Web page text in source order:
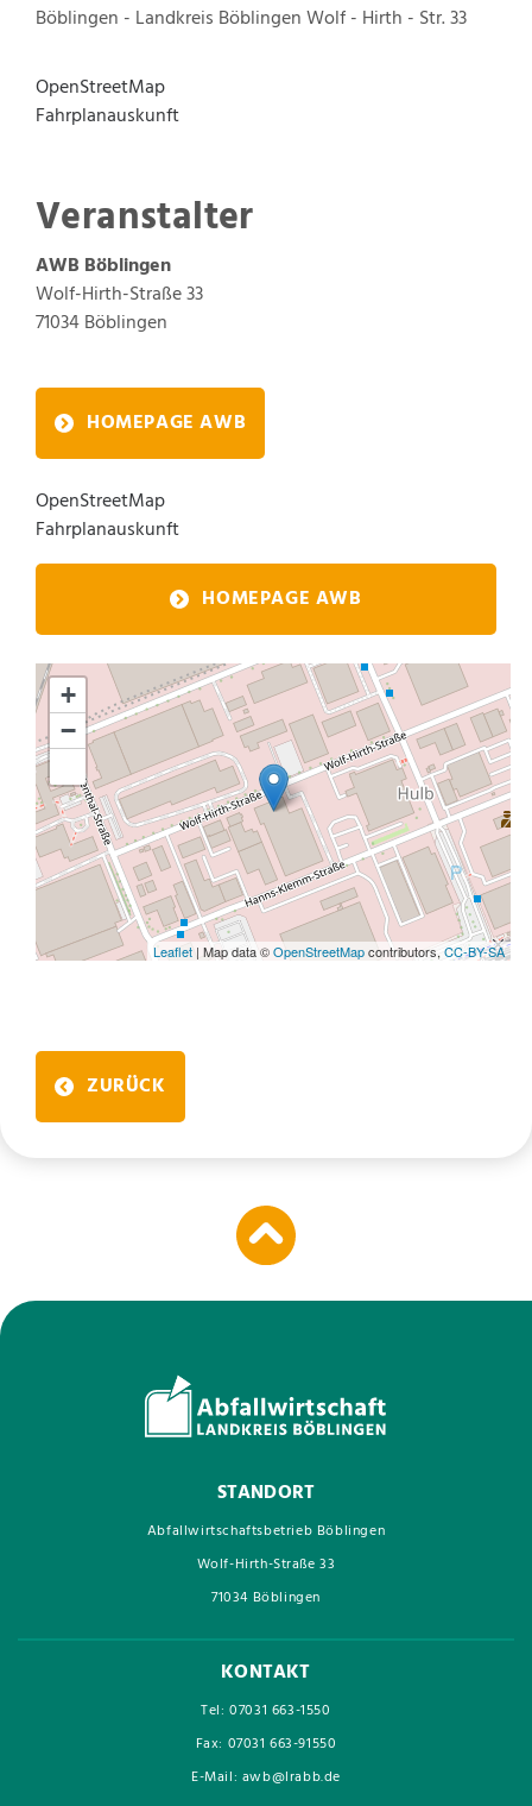
Böblingen - Landkreis BöblingenWolf - Hirth - Str. 33
OpenStreetMap
Fahrplanauskunft
Veranstalter
AWB Böblingen
Wolf-Hirth-Straße 33
71034Böblingen
OpenStreetMap
Fahrplanauskunft
HOMEPAGE AWB
HOMEPAGE AWB
+
−
Leaflet | Map data ©OpenStreetMapcontributors, CC-BY-SA
ZURÜCK
STANDORT
Abfallwirtschaftsbetrieb Böblingen
Wolf-Hirth-Straße 33
71034 Böblingen
KONTAKT
Tel: 07031 663-1550
Fax: 07031 663-91550
E-Mail: awb@lrabb.de